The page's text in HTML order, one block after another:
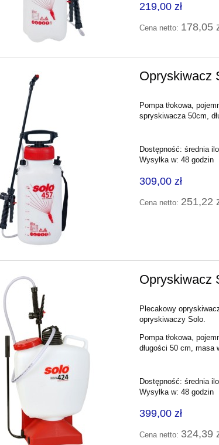
219,00 zł
Cena netto: 178,05
Opryskiwacz
Pompa tłokowa,
spryskiwacza 50cm,
Dostępność: średnia
Wysyłka w: 48 godzin
309,00 zł
Cena netto: 251,22
Opryskiwacz
Plecakowy
opryskiwaczy Solo.
Pompa tłokowa,
długości 50 cm, masa
Dostępność: średnia
Wysyłka w: 48 godzin
399,00 zł
Cena netto: 324,39